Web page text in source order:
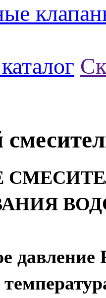
давление